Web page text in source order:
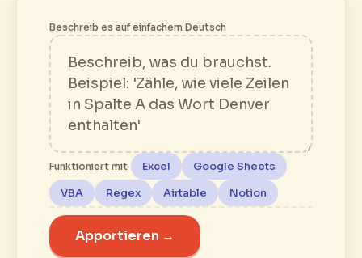
Beschreib es auf einfachem Deutsch
Funktioniert mit Excel
Google Sheets
VBA
Regex Airtable Notion
Apportieren →